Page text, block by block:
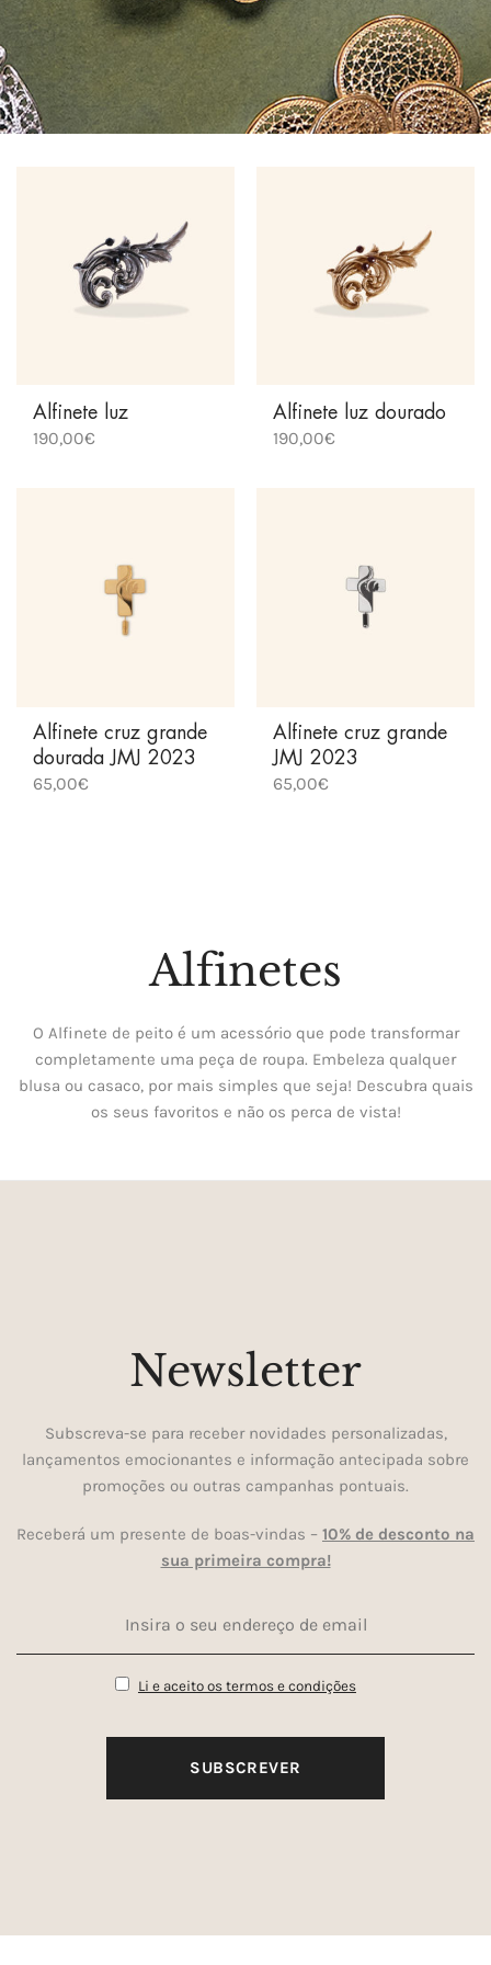
Alfinete luz
190,00€
Alfinete luz dourado
190,00€
Alfinete cruz grande
dourada JMJ 2023
65,00€
Alfinete cruz grande
JMJ 2023
65,00€
Alfinetes
O Alfinete de peito é um acessório que pode transformar
completamente uma peça de roupa. Embeleza qualquer
blusa ou casaco, por mais simples que seja! Descubra quais
os seus favoritos e não os perca de vista!
Newsletter
Subscreva-se para receber novidades personalizadas,
lançamentos emocionantes e informação antecipada sobre
promoções ou outras campanhas pontuais.
Receberá um presente de boas-vindas – 10% de desconto na
sua primeira compra!
Li e aceito os termos e condições